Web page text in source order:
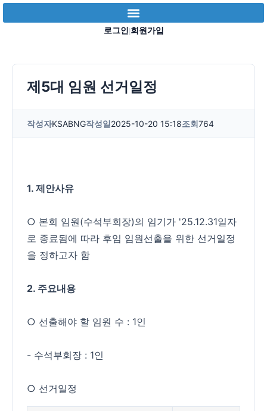
로그인 |회원가입
제5대 임원 선거일정
작성자KSABNG작성일2025-10-20 15:18조회764
1. 제안사유
○ 본회 임원(수석부회장)의 임기가 '25.12.31일자
로 종료됨에 따라 후임 임원선출을 위한 선거일정
을 정하고자 함
2. 주요내용
○ 선출해야 할 임원 수 : 1인
- 수석부회장 : 1인
○ 선거일정